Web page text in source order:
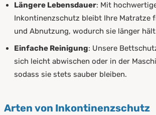
Längere Lebensdauer: Mit
Inkontinenzschutz bleibt Ihre Matratze
und Abnutzung, wodurch sie länger
Einfache Reinigung: Unsere
sich leicht abwischen oder in der
sodass sie stets sauber bleiben.
Arten von Inkontinenzschutz